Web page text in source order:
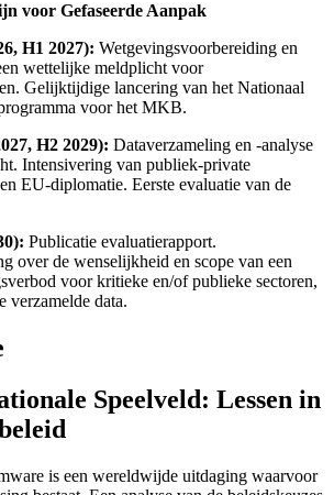
voor Gefaseerde Aanpak
H1 2027): Wetgevingsvoorbereiding en
wettelijke meldplicht voor
Gelijktijdige lancering van het Nationaal
voor het MKB.
H2 2029): Dataverzameling en -analyse
Intensivering van publiek-private
EU-diplomatie. Eerste evaluatie van de
Publicatie evaluatierapport.
over de wenselijkheid en scope van een
voor kritieke en/of publieke sectoren,
verzamelde data.
Speelveld: Lessen in
is een wereldwijde uitdaging waarvoor